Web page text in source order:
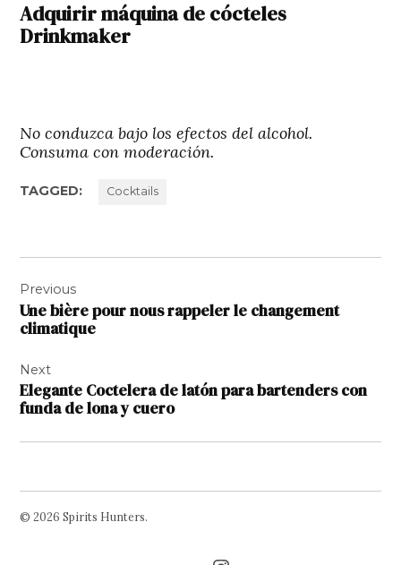
Adquirir máquina de cócteles
Drinkmaker
No conduzca bajo los efectos del alcohol.
Consuma con moderación.
TAGGED: Cocktails
de
l’article
Previous
Une bière pour nous rappeler le changement
climatique
Next
Elegante Coctelera de latón para bartenders con
funda de lona y cuero
© 2026 Spirits Hunters.